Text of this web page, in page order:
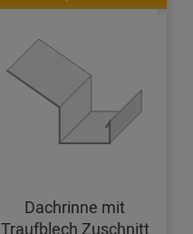
Dachrinne mit
Traufblech Zuschnitt